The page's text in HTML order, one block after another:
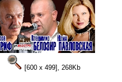
[600 x 499], 268Kb